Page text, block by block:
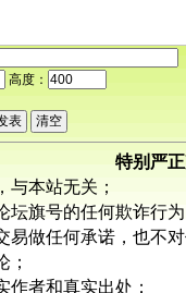
高度：
特别严
与本站无关；
坛旗号的任何欺诈行为
易做任何承诺，也不
；
作者和真实出处；